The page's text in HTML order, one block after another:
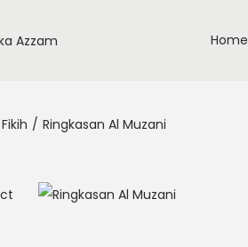
Home
Fikih / Ringkasan Al Muzani